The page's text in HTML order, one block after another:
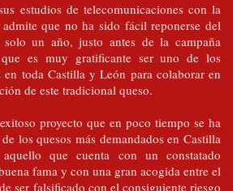
estudios de telecomunicaciones con la
que no ha sido fácil reponerse del
un año, justo antes de la campaña
es muy gratificante ser uno de los
en toda Castilla y León para colaborar en
de este tradicional queso.
proyecto que en poco tiempo se ha
los quesos más demandados en Castilla
que cuenta con un constatado
fama y con una gran acogida entre el
ser falsificado con el consiguiente riesgo